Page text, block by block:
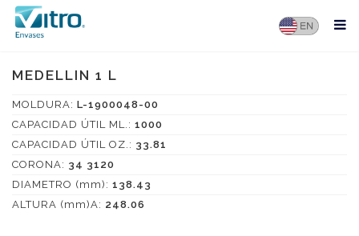
MEDELLIN 1 L
MOLDURA: L-1900048-00
CAPACIDAD ÚTIL ML.: 1000
CAPACIDAD ÚTIL OZ.: 33.81
CORONA: 34 3120
DIAMETRO (mm): 138.43
ALTURA (mm)A: 248.06